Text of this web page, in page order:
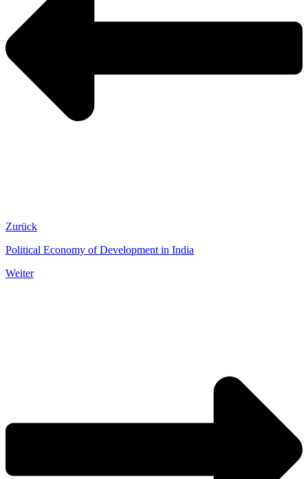
Zurück
Political Economy of Development in India
Weiter